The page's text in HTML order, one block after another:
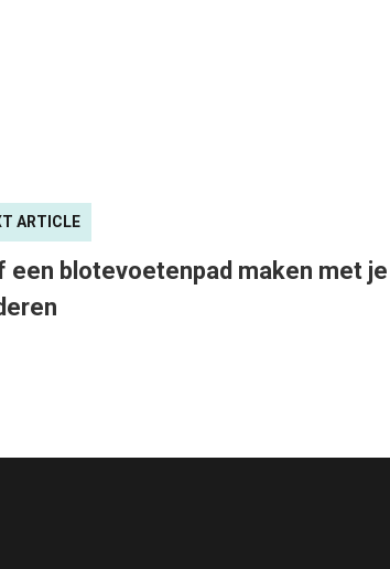
ARTICLE
een blotevoetenpad maken met je